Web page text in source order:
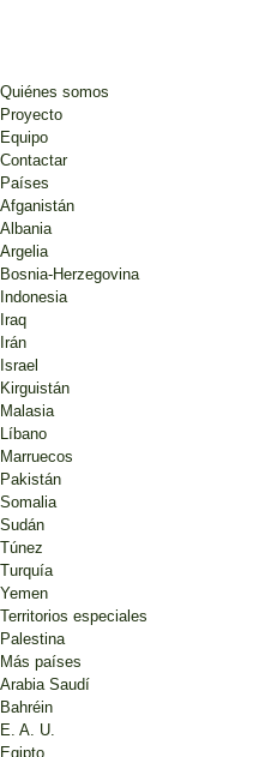
Quiénes somos
Proyecto
Equipo
Contactar
Países
Afganistán
Albania
Argelia
Bosnia-Herzegovina
Indonesia
Iraq
Irán
Israel
Kirguistán
Malasia
Líbano
Marruecos
Pakistán
Somalia
Sudán
Túnez
Turquía
Yemen
Territorios especiales
Palestina
Más países
Arabia Saudí
Bahréin
E. A. U.
Egipto